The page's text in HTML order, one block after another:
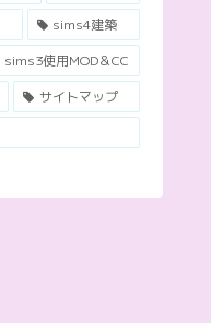
sims4建築
sims3使用MOD＆CC
サイトマップ